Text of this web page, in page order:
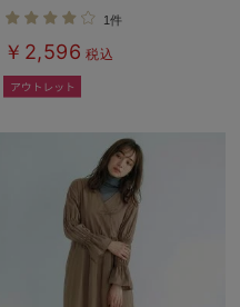
ロントプリーツワンピース【出産後
1件
￥2,596 税込